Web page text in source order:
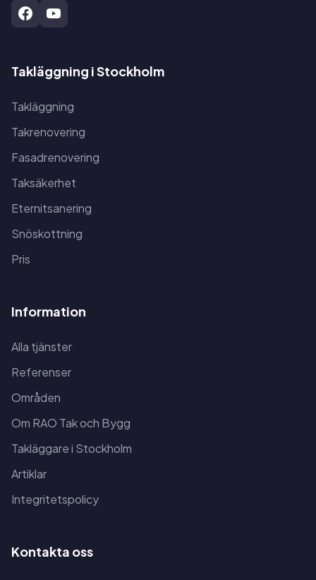
Takläggning i Stockholm
Takläggning
Takrenovering
Fasadrenovering
Taksäkerhet
Eternitsanering
Snöskottning
Pris
Information
Alla tjänster
Referenser
Områden
Om RAO Tak och Bygg
Takläggare i Stockholm
Artiklar
Integritetspolicy
Kontakta oss